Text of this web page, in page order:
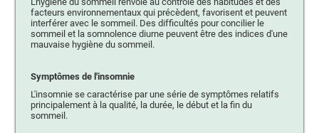
facteurs environnementaux qui précèdent, favorisent et peuvent
interférer avec le sommeil. Des difficultés pour concilier le
sommeil et la somnolence diurne peuvent être des indices d'une
mauvaise hygiène du sommeil.
Symptômes de l'insomnie
L'insomnie se caractérise par une série de symptômes relatifs
principalement à la qualité, la durée, le début et la fin du
sommeil.